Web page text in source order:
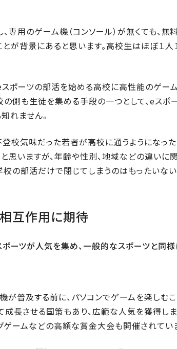
専用のゲーム機（コンソール）が無くても、無
とが背景にあると思います。高校生はほぼ１
ポーツの部活を始める高校に高性能のゲー
の側も生徒を集める手段の一つとして、eスポ
れません。
校気味だった若者が高校に通うようになった
思いますが、年齢や性別、地域などの違いに
の部活だけで閉じてしまうのはもったいない
互作用に期待
ーツが人気を集め、一般的なスポーツと同様
が普及する前に、パソコンでゲームを楽しむ
成長させる国策もあり、広範な人気を獲得し
ゲームなどの高額な賞金大会も開催されてい